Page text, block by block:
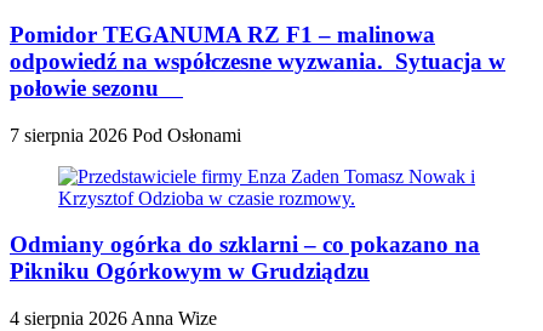
Pomidor TEGANUMA RZ F1 – malinowa
odpowiedź na współczesne wyzwania. Sytuacja w
połowie sezonu
7 sierpnia 2026 Pod Osłonami
Odmiany ogórka do szklarni – co pokazano na
Pikniku Ogórkowym w Grudziądzu
4 sierpnia 2026 Anna Wize